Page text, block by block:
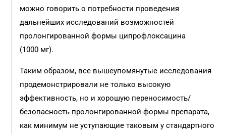
можно говорить о потребности проведения
дальнейших исследований возможностей
пролонгированной формы ципрофлоксацина
(1000 мг).
Таким образом, все вышеупомянутые исследования
продемонстрировали не только высокую
эффективность, но и хорошую переносимость/
безопасность пролонгированной формы препарата,
как минимум не уступающие таковым у стандартного